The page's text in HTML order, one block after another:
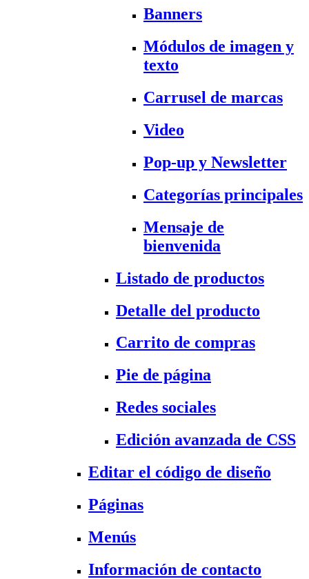
Banners
Módulos de imagen y
texto
Carrusel de marcas
Video
Pop-up y Newsletter
Categorías principales
Mensaje de
bienvenida
Listado de productos
Detalle del producto
Carrito de compras
Pie de página
Redes sociales
Edición avanzada de CSS
Editar el código de diseño
Páginas
Menús
Información de contacto